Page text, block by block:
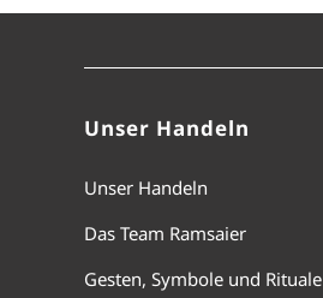
Unser Handeln
Unser Handeln
Das Team Ramsaier
Gesten, Symbole und Rituale